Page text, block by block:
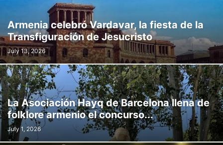
Armenia celebró Vardavar, la fiesta de la
Transfiguración de Jesucristo
July 13, 2026
La Asociación Hayq de Barcelona llena de
folklore armenio el concurso...
July 1, 2026